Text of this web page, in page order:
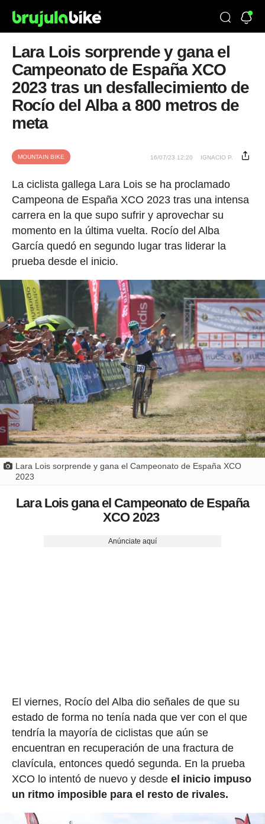
Lara Lois sorprende y gana el
Campeonato de España XCO
2023 tras un desfallecimiento de
Rocío del Alba a 800 metros de
meta
MOUNTAIN BIKE 16/07/23 12:20 IGNACIO P.
La ciclista gallega Lara Lois se ha proclamado
Campeona de España XCO 2023 tras una intensa
carrera en la que supo sufrir y aprovechar su
momento en la última vuelta. Rocío del Alba
García quedó en segundo lugar tras liderar la
prueba desde el inicio.
Lara Lois sorprende y gana el Campeonato de España XCO
2023
Lara Lois gana el Campeonato de España
XCO 2023
Anúnciate aquí
El viernes, Rocío del Alba dio señales de que su
estado de forma no tenía nada que ver con el que
tendría la mayoría de ciclistas que aún se
encuentran en recuperación de una fractura de
clavícula, entonces quedó segunda. En la prueba
XCO lo intentó de nuevo y desdeel inicio impuso
un ritmo imposible para el resto de rivales.